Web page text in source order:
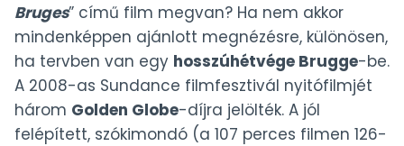
Bruges” című film megvan? Ha nem akkor
mindenképpen ajánlott megnézésre, különösen,
ha tervben van egy hosszúhétvége Brugge-be.
A 2008-as Sundance filmfesztivál nyitófilmjét
három Golden Globe-díjra jelölték. A jól
felépített, szókimondó (a 107 perces filmen 126-